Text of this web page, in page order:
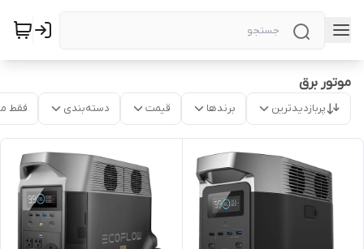
موتور برق
پربازدیدترین برندها قیمت دسته‌بندی فقط